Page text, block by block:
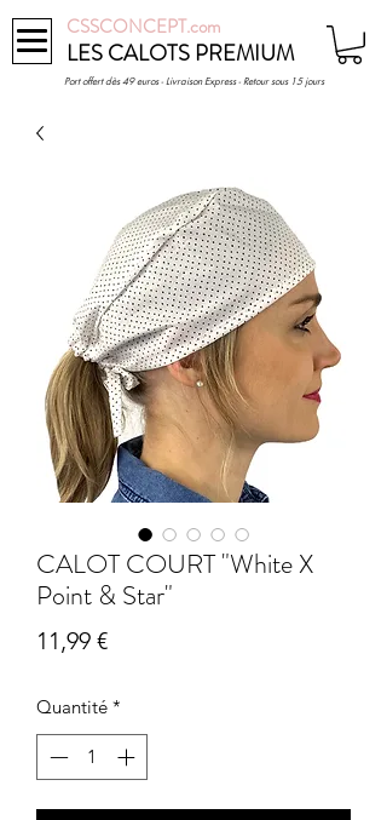
CSSCONCEPT.com
LES CALOTS PREMIUM
Port offert dès 49 euros - Livraison Express - Retour sous 15 jours
CALOT COURT "White X
Point & Star"
11,99 €Prix
Quantité *